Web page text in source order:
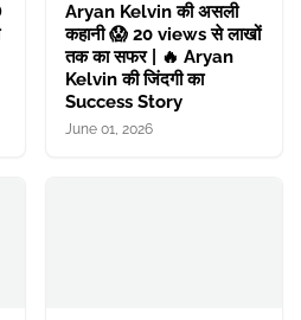
Aryan Kelvin की असली
कहानी 😱 20 views से लाखों
तक का सफर | 🔥 Aryan
Kelvin की जिंदगी का
Success Story
June 01, 2026